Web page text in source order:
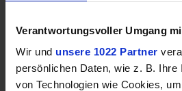
Verantwortungsvoller Umgang
Wir und unsere 1022 Partner
persönlichen Daten, wie z. B. Ihre
von Technologien wie Cookies,
HDMI